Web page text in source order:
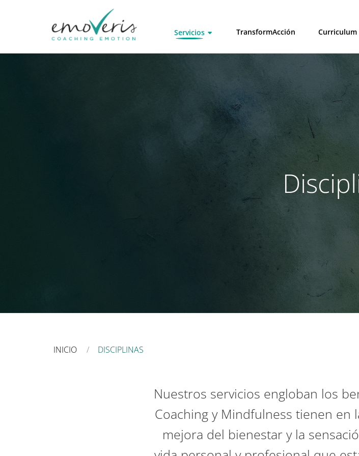
Servicios TransformAcción Curriculum
INICIO DISCIPLINAS
Nuestros servicios engloban los
Coaching y Mindfulness tienen en
mejora del bienestar y la